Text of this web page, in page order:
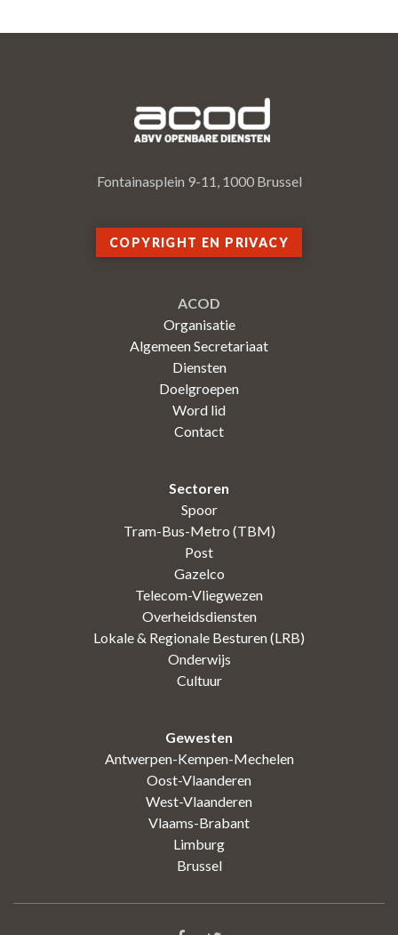
Fontainasplein 9-11, 1000 Brussel
COPYRIGHT EN PRIVACY
ACOD
Organisatie
Algemeen Secretariaat
Diensten
Doelgroepen
Word lid
Contact
Sectoren
Spoor
Tram-Bus-Metro (TBM)
Post
Gazelco
Telecom-Vliegwezen
Overheidsdiensten
Lokale & Regionale Besturen (LRB)
Onderwijs
Cultuur
Gewesten
Antwerpen-Kempen-Mechelen
Oost-Vlaanderen
West-Vlaanderen
Vlaams-Brabant
Limburg
Brussel